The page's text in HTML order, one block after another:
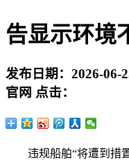
告显示环境
发布日期： 2026-06-
官网 点击：
违规船舶“将遭到措置